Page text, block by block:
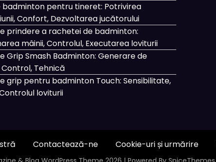
badminton pentru tineret: Potrivirea
Confort, Dezvoltarea jucătorului
prindere a rachetei de badminton:
mâinii, Controlul, Executarea loviturii
Grip Smash Badminton: Generare de
Tehnică
grip pentru badminton Touch: Sensibilitate,
loviturii
Contactează-ne Cookie-uri și urmărire